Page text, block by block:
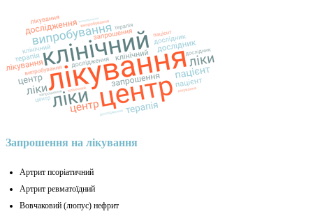
Запрошення на лікування
Артрит псоріатичний
Артрит ревматоїдний
Вовчаковий (люпус) нефрит